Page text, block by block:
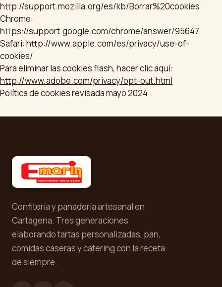
http://support.mozilla.org/es/kb/Borrar%20cookies
Chrome:
https://support.google.com/chrome/answer/95647
Safari: http://www.apple.com/es/privacy/use-of-
cookies/
Para eliminar las cookies flash, hacer clic aquí:
http://www.adobe.com/privacy/opt-out.html
Política de cookies revisada mayo 2024
Confitería y panadería artesanal en
Cartagena. Tres generaciones
elaborando tartas personalizadas, pan,
comidas caseras y catering con la receta
de siempre.